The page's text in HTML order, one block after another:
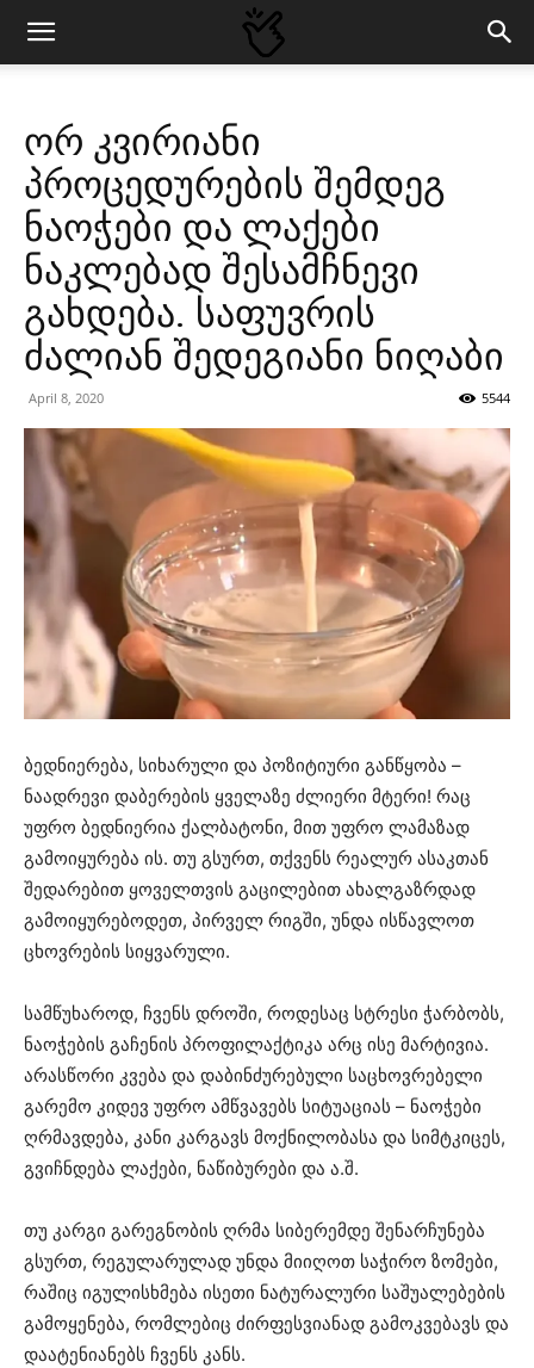
ორ კვირიანი
პროცედურების შემდეგ
ნაოჭები და ლაქები
ნაკლებად შესამჩნევი
გახდება. საფუვრის
ძალიან შედეგიანი ნიღაბი
April 8, 2020 5544
ბედნიერება, სიხარული და პოზიტიური განწყობა –
ნაადრევი დაბერების ყველაზე ძლიერი მტერი! რაც
უფრო ბედნიერია ქალბატონი, მით უფრო ლამაზად
გამოიყურება ის. თუ გსურთ, თქვენს რეალურ ასაკთან
შედარებით ყოველთვის გაცილებით ახალგაზრდად
გამოიყურებოდეთ, პირველ რიგში, უნდა ისწავლოთ
ცხოვრების სიყვარული.
სამწუხაროდ, ჩვენს დროში, როდესაც სტრესი ჭარბობს,
ნაოჭების გაჩენის პროფილაქტიკა არც ისე მარტივია.
არასწორი კვება და დაბინძურებული საცხოვრებელი
გარემო კიდევ უფრო ამწვავებს სიტუაციას – ნაოჭები
ღრმავდება, კანი კარგავს მოქნილობასა და სიმტკიცეს,
გვიჩნდება ლაქები, ნაწიბურები და ა.შ.
თუ კარგი გარეგნობის ღრმა სიბერემდე შენარჩუნება
გსურთ, რეგულარულად უნდა მიიღოთ საჭირო ზომები,
რაშიც იგულისხმება ისეთი ნატურალური საშუალებების
გამოყენება, რომლებიც ძირფესვიანად გამოკვებავს და
დაატენიანებს ჩვენს კანს.